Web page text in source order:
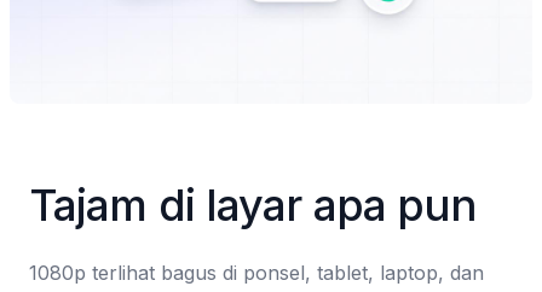
Tajam di layar apa pun
1080p terlihat bagus di ponsel, tablet, laptop, dan